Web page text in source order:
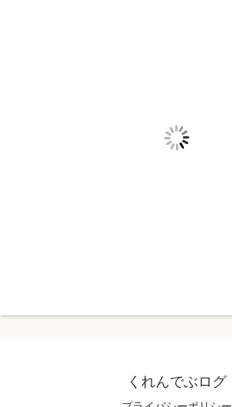
くれんでぶログ